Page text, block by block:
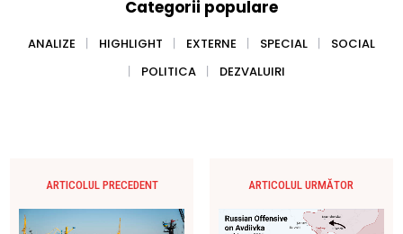
Categorii populare
ANALIZE HIGHLIGHT EXTERNE SPECIAL
SOCIAL
POLITICA
DEZVALUIRI
ARTICOLUL PRECEDENT ARTICOLUL URMĂTOR